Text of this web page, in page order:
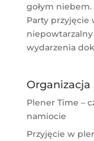
gołym
Party przyjęcie
wydarzenia
Plener Time –
namiocie
Przyjęcie w